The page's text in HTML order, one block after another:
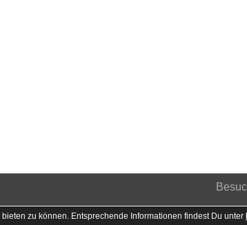
zu können. Entsprechende Informationen findest Du unter